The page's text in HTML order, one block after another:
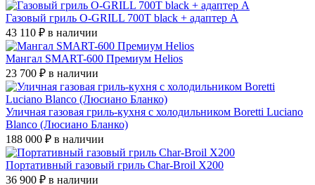
Газовый гриль O-GRILL 700T black + адаптер А
43 110 ₽ в наличии
Мангал SMART-600 Премиум Helios
23 700 ₽ в наличии
Уличная газовая гриль-кухня с холодильником Boretti Luciano
Blanco (Люсиано Бланко)
188 000 ₽ в наличии
Портативный газовый гриль Char-Broil X200
36 900 ₽ в наличии